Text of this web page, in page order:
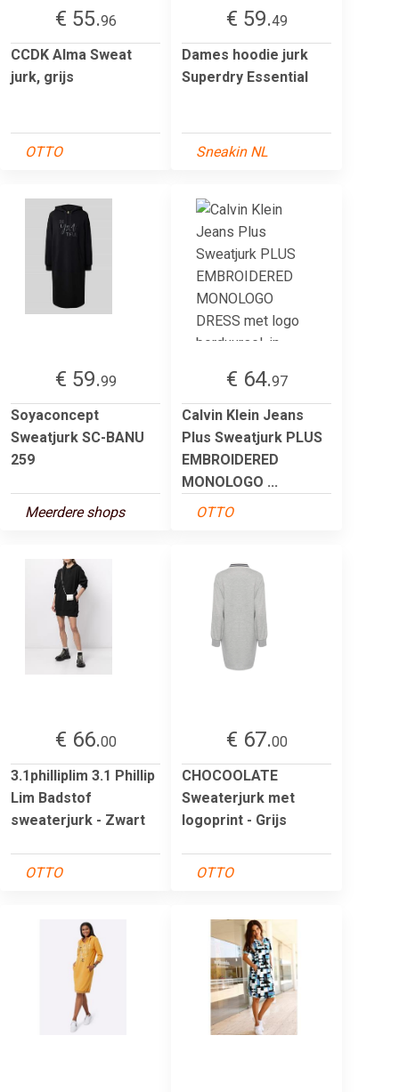
€ 55.96
CCDK Alma Sweat
jurk, grijs
OTTO
€ 59.49
Dames hoodie jurk
Superdry Essential
Sneakin NL
€ 59.99
Soyaconcept
Sweatjurk SC-BANU
259
Meerdere shops
€ 64.97
Calvin Klein Jeans
Plus Sweatjurk PLUS
EMBROIDERED
MONOLOGO ...
OTTO
€ 66.00
3.1philliplim 3.1 Phillip
Lim Badstof
sweaterjurk - Zwart
OTTO
€ 67.00
CHOCOOLATE
Sweaterjurk met
logoprint - Grijs
OTTO